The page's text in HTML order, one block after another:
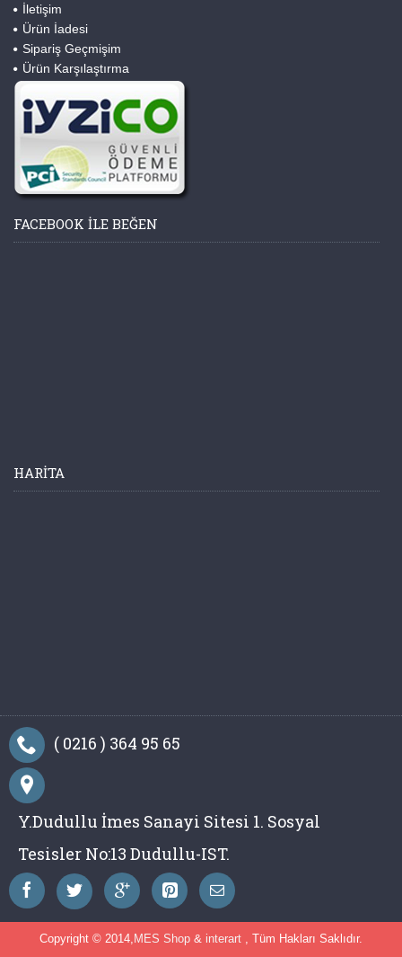
İletişim
Ürün İadesi
Sipariş Geçmişim
Ürün Karşılaştırma
FACEBOOK ILE BEĞEN
HARITA
( 0216 ) 364 95 65
Y.Dudullu İmes Sanayi Sitesi 1. Sosyal
Tesisler No:13 Dudullu-IST.
Copyright © 2014, MES Shop & interart , Tüm Hakları Saklıdır.